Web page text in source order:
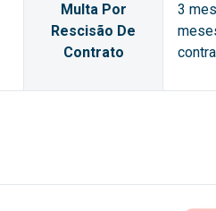
Multa Por
Rescisão De
Contrato
3